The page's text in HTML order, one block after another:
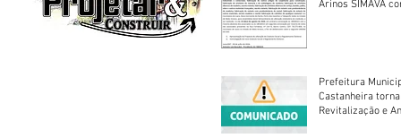
Arinos SIMAVA convoca à
Prefeitura
Castanheira
Revitalização e